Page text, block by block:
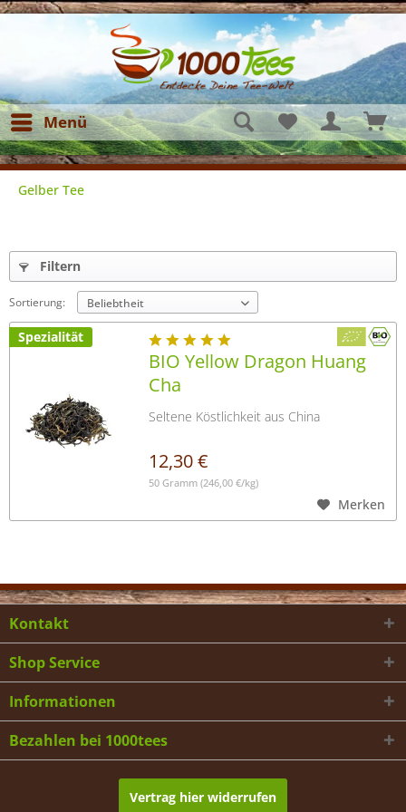
Menü
Gelber Tee
Filtern
Sortierung:
Spezialität
BIO Yellow Dragon Huang
Cha
Seltene Köstlichkeit aus China
12,30 €
50 Gramm (246,00 €/kg)
Merken
Kontakt
Shop Service
Informationen
Bezahlen bei 1000tees
Vertrag hier widerrufen